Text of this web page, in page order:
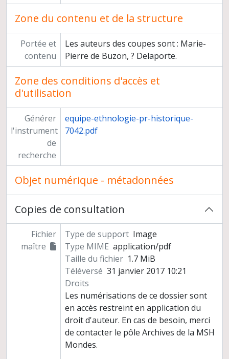
Zone du contenu et de la structure
Portée et
contenu
Les auteurs des coupes sont : Marie-
Pierre de Buzon, ? Delaporte.
Zone des conditions d'accès et
d'utilisation
Générer
l'instrument
de
recherche
equipe-ethnologie-pr-historique-
7042.pdf
Objet numérique - métadonnées
Copies de consultation
Fichier
maître
Type de support Image
Type MIME application/pdf
Taille du fichier 1.7 MiB
Téléversé 31 janvier 2017 10:21
Droits
Les numérisations de ce dossier sont
en accès restreint en application du
droit d'auteur. En cas de besoin, merci
de contacter le pôle Archives de la MSH
Mondes.